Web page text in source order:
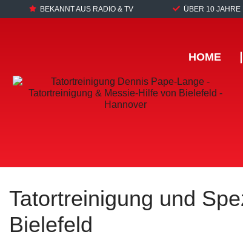
BEKANNT AUS RADIO & TV ÜBER 10 JAHRE
HOME
Tatortreinigung und
Bielefeld